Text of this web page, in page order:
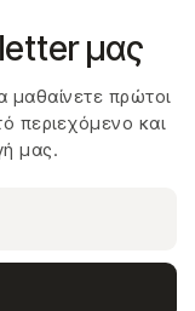
μας
μαθαίνετε πρώτοι
περιεχόμενο και
μας.